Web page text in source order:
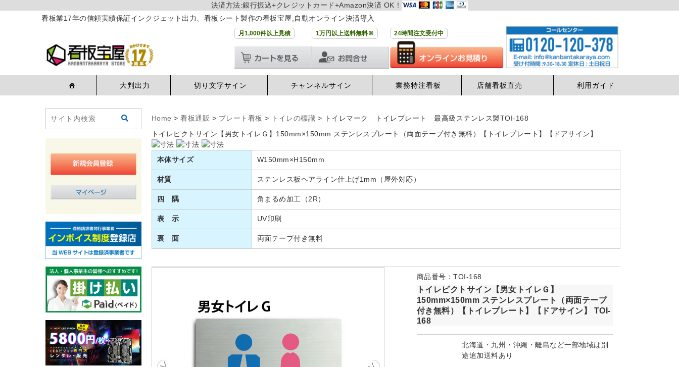
決済方法:銀行振込+クレジットカード+Amazon決済 OK！
看板業17年の信頼実績保証インクジェット出力、看板シート製作の看板宝屋,自動オンライン決済導入
月1,000件以上見積 1万円以上送料無料※ 24時間注文受付中
大判出力 切り文字サイン チャンネルサイン 業務特注看板 店舗看板直売 利用ガイド
Home > 看板通販 > プレート看板 > トイレの標識 >
トイレマーク トイレプレート 最高級ステンレス製TOI-168
トイレピクトサイン【男女トイレＧ】150mm×150mm ステンレスプレート（両面テープ付き無料）【トイレプレート】【ドアサイン】
本体サイズ W150mm×H150mm
材質 ステンレス板ヘアライン仕上げ1mm（屋外対応）
四 隅 角まるめ加工（2R）
表 示 UV印刷
裏 面 両面テープ付き無料
商品番号：TOI-168
トイレピクトサイン【男女トイレＧ】
150mm×150mm ステンレスプレート（両面テープ
付き無料）【トイレプレート】【ドアサイン】 TOI-
168
北海道・九州・沖縄・離島など一部地域は別
途追加送料あり